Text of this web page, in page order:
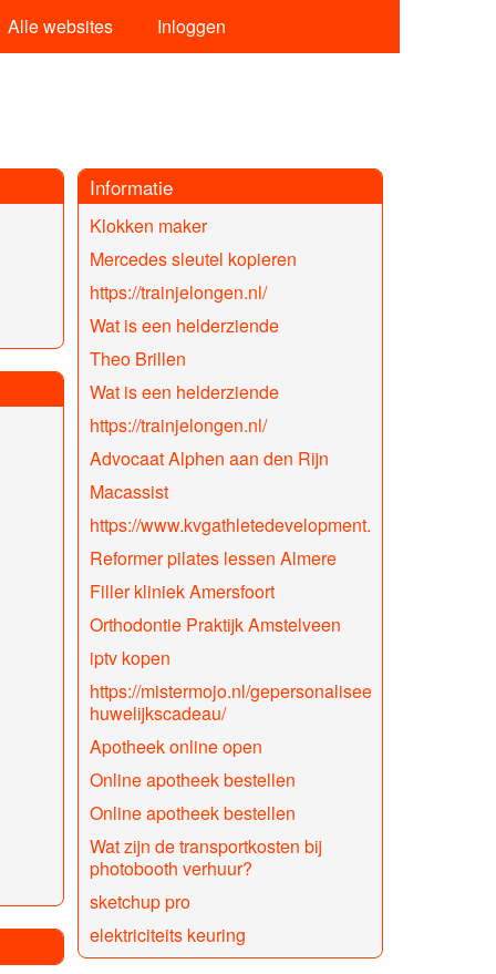
Alle websites Inloggen
Informatie
Klokken maker
Mercedes sleutel kopieren
https://trainjelongen.nl/
Wat is een helderziende
Theo Brillen
Wat is een helderziende
https://trainjelongen.nl/
Advocaat Alphen aan den Rijn
Macassist
https://www.kvgathletedevelopment.nl/
Reformer pilates lessen Almere
Filler kliniek Amersfoort
Orthodontie Praktijk Amstelveen
iptv kopen
https://mistermojo.nl/gepersonaliseerd-
huwelijkscadeau/
Apotheek online open
Online apotheek bestellen
Online apotheek bestellen
Wat zijn de transportkosten bij
photobooth verhuur?
sketchup pro
elektriciteits keuring